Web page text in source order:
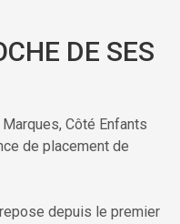
DE SES
Côté Enfants
de placement de
depuis le premier